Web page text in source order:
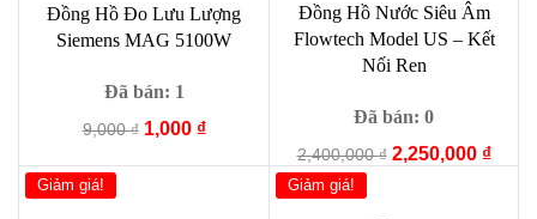
Đồng Hồ Đo Lưu Lượng
Siemens MAG 5100W
Đã bán: 1
9,000₫ Giá
1,000 ₫Giá
Đồng Hồ Nước Siêu Âm
Flowtech Model US – Kết
Nối Ren
Đã bán: 0
2,400,000₫ Giá
2,250,000 ₫Giá
Giảm giá! Giảm giá!